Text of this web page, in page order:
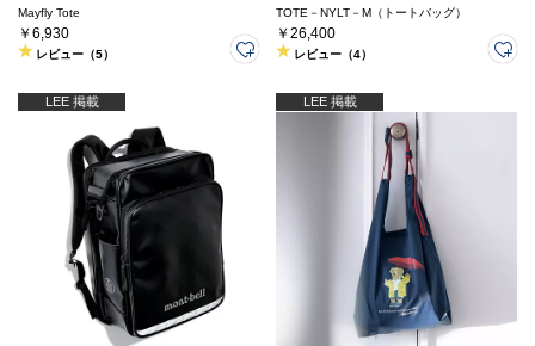
Mayfly Tote
￥6,930
レビュー（5）
TOTE－NYLT－M（トートバッグ）
￥26,400
レビュー（4）
LEE 掲載 LEE 掲載